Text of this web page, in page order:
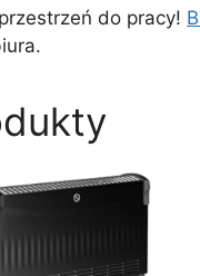
do pracy!